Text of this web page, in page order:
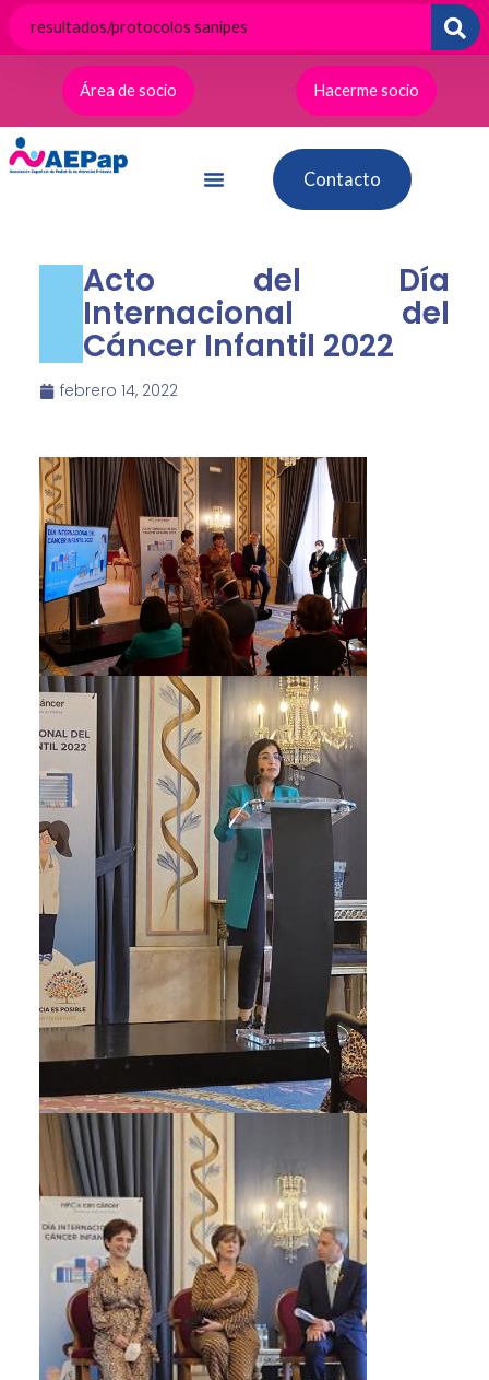
contenido
Área de socio
Hacerme socio
Contacto
Acto del Día
Internacional del
Cáncer Infantil 2022
febrero 14, 2022